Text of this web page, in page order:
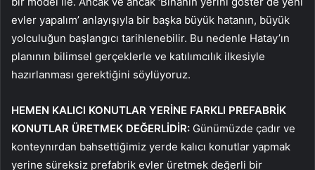
evler yapalım’ anlayışıyla bir başka büyük hatanın, büyük
yolculuğun başlangıcı tarihlenebilir. Bu nedenle Hatay’ın
planının bilimsel gerçeklerle ve katılımcılık ilkesiyle
hazırlanması gerektiğini söylüyoruz.
HEMEN KALICI KONUTLAR YERİNE FARKLI PREFABRİK
KONUTLAR ÜRETMEK DEĞERLİDİR: Günümüzde çadır ve
konteynırdan bahsettiğimiz yerde kalıcı konutlar yapmak
yerine süreksiz prefabrik evler üretmek değerli bir